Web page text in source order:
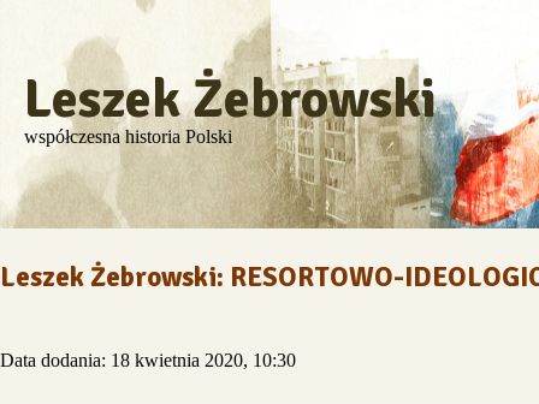
Leszek Żebrowski
współczesna historia Polski
Leszek Żebrowski: RESORTOWO-
Data dodania: 18 kwietnia 2020, 10:30